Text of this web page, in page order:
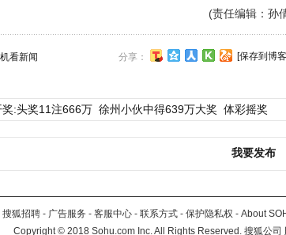
(责任编辑：孙
分享： [保存到博
看新闻
:头奖11注666万 徐州小伙中得639万大奖 体彩摇奖
我要发布
搜狐招聘 - 广告服务 - 客服中心 - 联系方式 - 保护隐私权 - About
Copyright©2018 Sohu.com Inc. All Rights Reserved. 搜狐公司